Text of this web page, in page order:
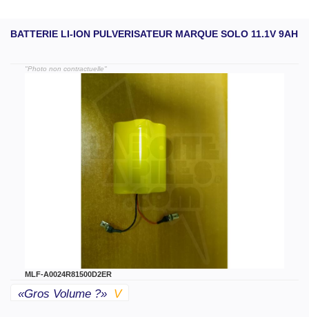
BATTERIE LI-ION PULVERISATEUR MARQUE SOLO 11.1V 9AH
"Photo non contractuelle"
MLF-A0024R81500D2ER
«gros Volume ?» V